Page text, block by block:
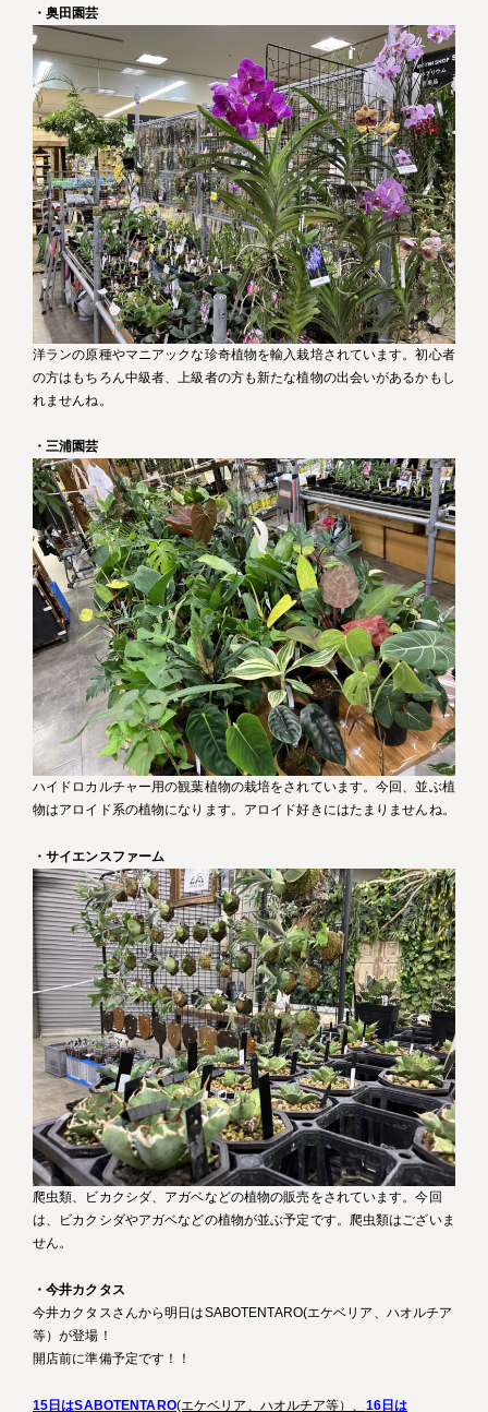
・奥田園芸
洋ランの原種やマニアックな珍奇植物を輸入栽培されています。初心者
の方はもちろん中級者、上級者の方も新たな植物の出会いがあるかもし
れませんね。
・三浦園芸
ハイドロカルチャー用の観葉植物の栽培をされています。今回、並ぶ植
物はアロイド系の植物になります。アロイド好きにはたまりませんね。
・サイエンスファーム
爬虫類、ビカクシダ、アガベなどの植物の販売をされています。今回
は、ビカクシダやアガベなどの植物が並ぶ予定です。爬虫類はございま
せん。
・今井カクタス
今井カクタスさんから明日はSABOTENTARO(エケベリア、ハオルチア
等）が登場！
開店前に準備予定です！！
15日はSABOTENTARO(エケベリア、ハオルチア等）、 16日は